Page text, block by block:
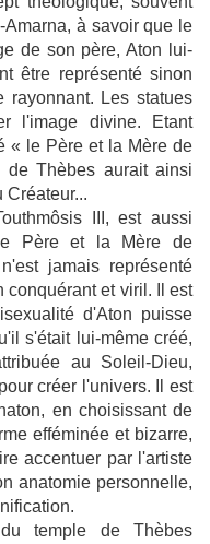
à savoir que le
de son père, Aton lui-
être représenté sinon
Les statues
l'image divine. Etant
« le Père et la Mère de
de Thèbes aurait ainsi
Créateur...
III, est aussi
Père et la Mère de
jamais représenté
conquérant et viril. Il est
d'Aton puisse
s'était lui-même créé,
au Soleil-Dieu,
créer l'univers. Il est
en choisissant de
efféminée et bizarre,
accentuer par l'artiste
anatomie personnelle,
temple de Thèbes